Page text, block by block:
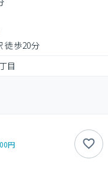
徒歩20分
目
円